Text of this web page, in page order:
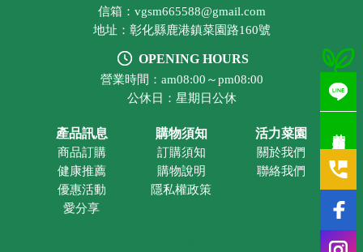
信箱：vgsm665588@gmail.com
地址：彰化縣鹿港鎮菜園路160號
OPENING HOURS
營業時間：am08:00～pm08:00
公休日：星期日公休
產品訊息
商品訂購
健康推薦
優惠活動
愛分享
購物須知
訂購須知
購物說明
隱私權政策
活力菜園
關於我們
聯絡我們